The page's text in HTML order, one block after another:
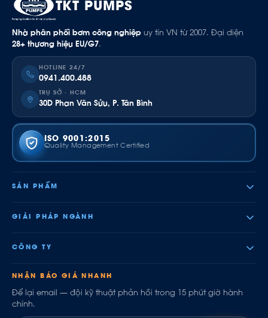
TKT PUMPS
Nhà phân phối bơm công nghiệp uy tín VN từ 2007. Đại diện
28+ thương hiệu EU/G7.
HOTLINE 24/7
0941.400.488
TRỤ SỞ · HCM
30D Phan Văn Sửu, P. Tân Bình
ISO 9001:2015
Quality Management Certified
SẢN PHẨM
GIẢI PHÁP NGÀNH
CÔNG TY
NHẬN BÁO GIÁ NHANH
Để lại email — đội kỹ thuật phản hồi trong 15 phút giờ hành
chính.